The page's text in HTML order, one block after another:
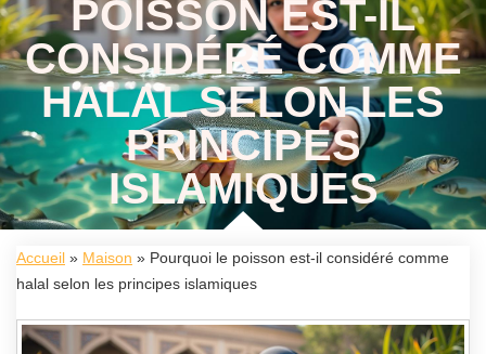
POISSON EST-IL
CONSIDÉRÉ COMME
HALAL SELON LES
PRINCIPES
ISLAMIQUES
Accueil » Maison » Pourquoi le poisson est-il considéré comme
halal selon les principes islamiques